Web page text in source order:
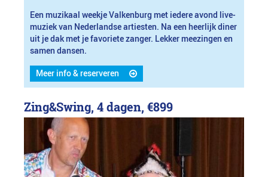
Een muzikaal weekje Valkenburg met iedere avond live-
muziek van Nederlandse artiesten. Na een heerlijk diner
uit je dak met je favoriete zanger. Lekker meezingen en
samen dansen.
Meer info & reserveren
Zing&Swing, 4 dagen, €899